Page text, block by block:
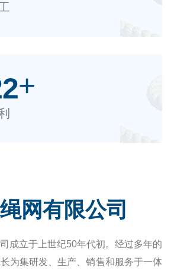
+
网有限公司
成立于上世纪50年代初。经过多年的
为集研发、生产、销售和服务于一体